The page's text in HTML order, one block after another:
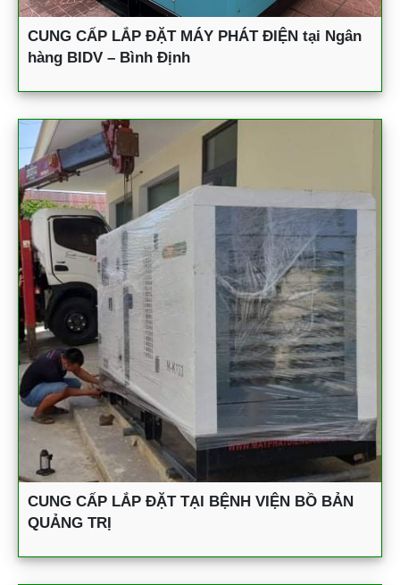
CUNG CẤP LẮP ĐẶT MÁY PHÁT ĐIỆN tại Ngân
hàng BIDV – Bình Định
CUNG CẤP LẮP ĐẶT TẠI BỆNH VIỆN BỒ BẢN
QUẢNG TRỊ